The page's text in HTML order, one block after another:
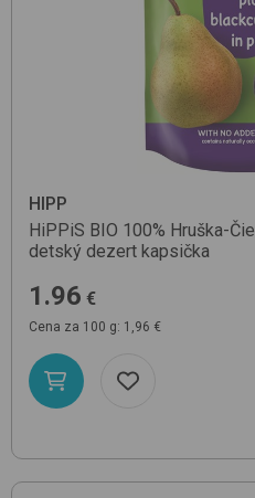
HIPP
HiPPiS BIO 100% Hruška-
detský dezert kapsička
1.96 €
Cena za 100 g: 1,96 €